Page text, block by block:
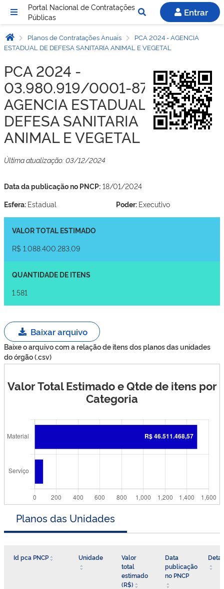
Portal Nacional de Contratações
Públicas
Entrar
Planos de Contratações Anuais
PCA 2024 - AGENCIA
ESTADUAL DE DEFESA SANITARIA ANIMAL E VEGETAL
PCA 2024 -
03.980.919/0001-87 -
AGENCIA ESTADUAL DE
DEFESA SANITARIA
ANIMAL E VEGETAL
Última atualização: 03/12/2024
Data da publicação no PNCP: 18/01/2024
Esfera: Estadual Poder: Executivo
VALOR TOTAL ESTIMADO
R$ 1.088.400.283,09
QUANTIDADE DE ITENS
1.581
Baixar arquivo
Baixe o arquivo com a relação de itens dos planos das unidades
do órgão (.csv)
Valor Total Estimado e Qtde de itens por
Categoria
Planos das Unidades
Id pca PNCP Unidade
Valor
total
estimado
(R$)
Data
publicação
no PNCP